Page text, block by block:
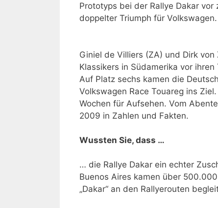
Prototyps bei der Rallye Dakar vor
doppelter Triumph für Volkswagen.
Giniel de Villiers (ZA) und Dirk
Klassikers in Südamerika vor
Auf Platz sechs kamen die
Volkswagen Race Touareg ins
Wochen für Aufsehen. Vom
2009 in Zahlen und Fakten.
Wussten Sie, dass …
… die Rallye Dakar ein echter
Buenos Aires kamen über
„Dakar“ an den Rallyerouten